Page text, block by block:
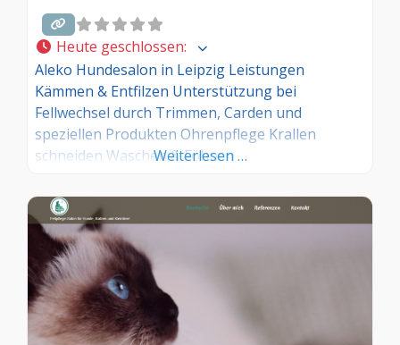
Heute geschlossen:
Aleko Hundesalon in Leipzig Leistungen
Kämmen & Entfilzen Unterstützung bei
Fellwechsel durch Trimmen, Carden und
speziellen Produkten Ohrenpflege Krallen
schneiden Waschen & Föhnen
Weiterlesen …